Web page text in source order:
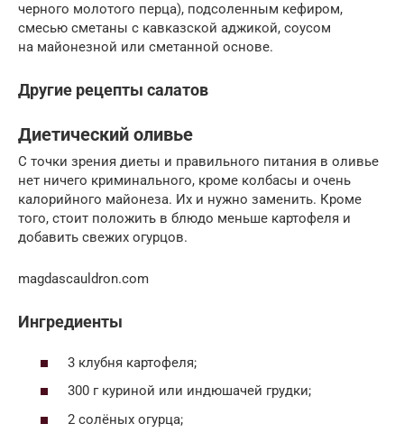
черного молотого перца), подсоленным кефиром,
смесью сметаны с кавказской аджикой, соусом
на майонезной или сметанной основе.
Другие рецепты салатов
Диетический оливье
С точки зрения диеты и правильного питания в оливье
нет ничего криминального, кроме колбасы и очень
калорийного майонеза. Их и нужно заменить. Кроме
того, стоит положить в блюдо меньше картофеля и
добавить свежих огурцов.
magdascauldron.com
Ингредиенты
3 клубня картофеля;
300 г куриной или индюшачей грудки;
2 солёных огурца;